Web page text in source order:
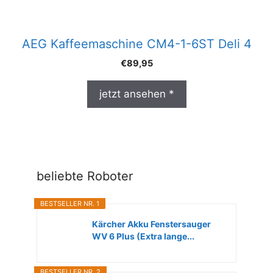
AEG Kaffeemaschine CM4-1-6ST Deli 4
€89,95
jetzt ansehen *
beliebte Roboter
BESTSELLER NR. 1
Kärcher Akku Fenstersauger
WV 6 Plus (Extra lange...